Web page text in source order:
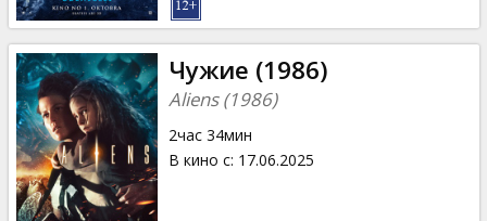
Чужие (1986)
Aliens (1986)
2час 34мин
В кино с: 17.06.2025